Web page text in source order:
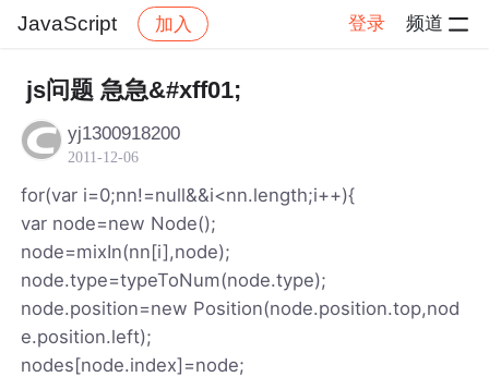
JavaScript 加入 登录 频道
社区 JavaScript
js问题 急急&#xff01;
yj1300918200
2011-12-06
for(var i=0;nn!=null&&i<nn.length;i++){
var node=new Node();
node=mixIn(nn[i],node);
node.type=typeToNum(node.type);
node.position=new Position(node.position.top,nod
e.position.left);
nodes[node.index]=node;